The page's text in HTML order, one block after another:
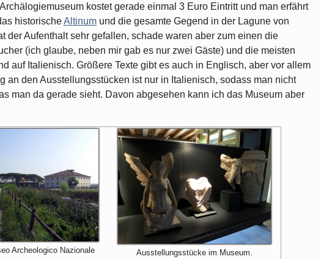
kostet gerade einmal 3 Euro Eintritt und man erfährt
historischeAltinum und die gesamte Gegend in der Lagune von
der Aufenthalt sehr gefallen, schade waren aber zum einen die
(ich glaube, neben mir gab es nur zwei Gäste) und die meisten
auf Italienisch. Größere Texte gibt es auch in Englisch, aber vor allem
an den Ausstellungsstücken ist nur in Italienisch, sodass man nicht
man da gerade sieht. Davon abgesehen kann ich das Museum aber
Archeologico Nazionale
Ausstellungsstücke im Museum.